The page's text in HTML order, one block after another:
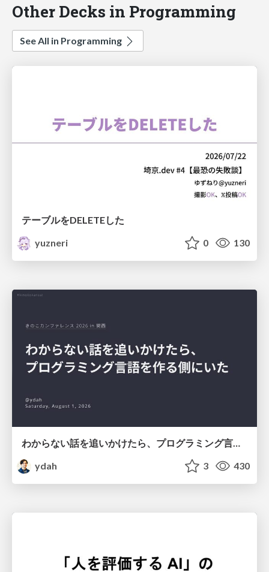
Other Decks in Programming
See All in Programming
テーブルをDELETEした
yuzneri
0 130
わからない話を追いかけたら、プログラミング言語を作る側にいた
ydah
3 430